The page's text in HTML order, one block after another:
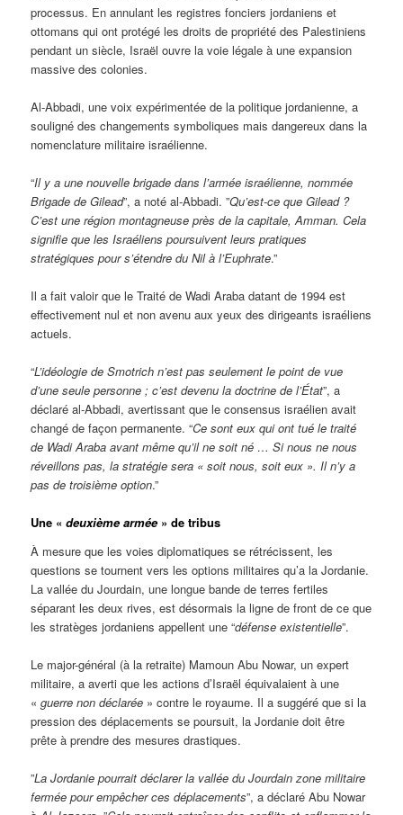
processus. En annulant les registres fonciers jordaniens et
ottomans qui ont protégé les droits de propriété des Palestiniens
pendant un siècle, Israël ouvre la voie légale à une expansion
massive des colonies.
Al-Abbadi, une voix expérimentée de la politique jordanienne, a
souligné des changements symboliques mais dangereux dans la
nomenclature militaire israélienne.
“Il y a une nouvelle brigade dans l’armée israélienne, nommée
Brigade de Gilead”, a noté al-Abbadi. ”Qu’est-ce que Gilead ?
C’est une région montagneuse près de la capitale, Amman. Cela
signifie que les Israéliens poursuivent leurs pratiques
stratégiques pour s’étendre du Nil à l’Euphrate.”
Il a fait valoir que le Traité de Wadi Araba datant de 1994 est
effectivement nul et non avenu aux yeux des dirigeants israéliens
actuels.
“L’idéologie de Smotrich n’est pas seulement le point de vue
d’une seule personne ; c’est devenu la doctrine de l’État”, a
déclaré al-Abbadi, avertissant que le consensus israélien avait
changé de façon permanente. “Ce sont eux qui ont tué le traité
de Wadi Araba avant même qu’il ne soit né … Si nous ne nous
réveillons pas, la stratégie sera « soit nous, soit eux ». Il n’y a
pas de troisième option.”
Une «deuxième armée» de tribus
À mesure que les voies diplomatiques se rétrécissent, les
questions se tournent vers les options militaires qu’a la Jordanie.
La vallée du Jourdain, une longue bande de terres fertiles
séparant les deux rives, est désormais la ligne de front de ce que
les stratèges jordaniens appellent une “défense existentielle”.
Le major-général (à la retraite) Mamoun Abu Nowar, un expert
militaire, a averti que les actions d’Israël équivalaient à une
«guerre non déclarée » contre le royaume. Il a suggéré que si la
pression des déplacements se poursuit, la Jordanie doit être
prête à prendre des mesures drastiques.
”La Jordanie pourrait déclarer la vallée du Jourdain zone militaire
fermée pour empêcher ces déplacements”, a déclaré Abu Nowar